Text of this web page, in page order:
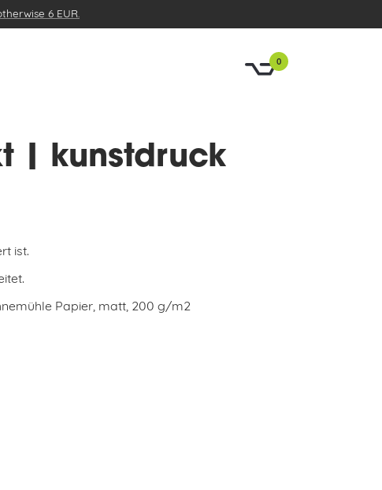
6 EUR.
0
| kunstdruck
ist.
Papier, matt, 200 g/m2